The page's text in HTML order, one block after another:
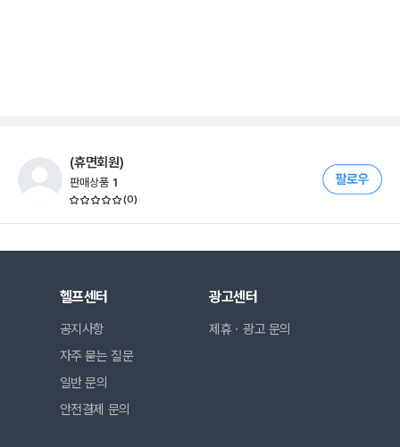
(휴면회원)
판매상품 1
(0)
헬프센터
공지사항
자주 묻는 질문
일반 문의
안전결제 문의
광고센터
제휴ㆍ광고 문의